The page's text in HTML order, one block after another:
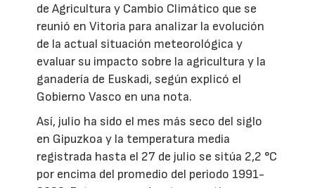
de Agricultura y Cambio Climático que se
reunió en Vitoria para analizar la evolución
de la actual situación meteorológica y
evaluar su impacto sobre la agricultura y la
ganadería de Euskadi, según explicó el
Gobierno Vasco en una nota.
Así, julio ha sido el mes más seco del siglo
en Gipuzkoa y la temperatura media
registrada hasta el 27 de julio se sitúa 2,2 °C
por encima del promedio del periodo 1991-